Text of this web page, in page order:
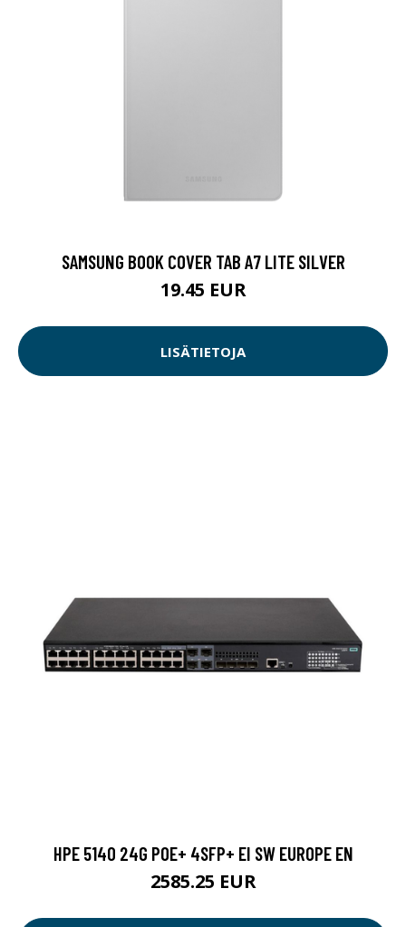
SAMSUNG BOOK COVER TAB A7 LITE SILVER
19.45 EUR
LISÄTIETOJA
HPE 5140 24G POE+ 4SFP+ EI SW EUROPE EN
2585.25 EUR